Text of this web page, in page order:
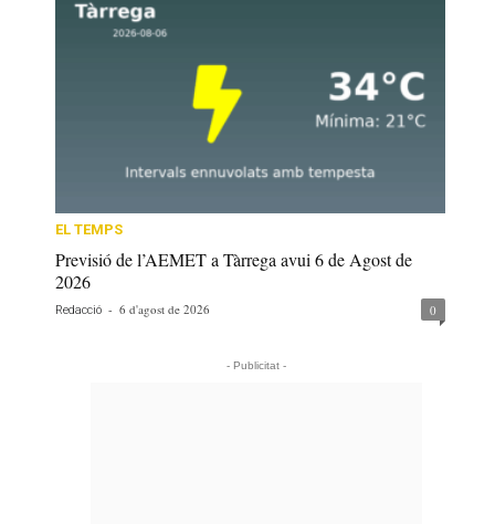
EL TEMPS
Previsió de l’AEMET a Tàrrega avui 6 de Agost de
2026
Redacció - 6 d'agost de 2026 0
- Publicitat -